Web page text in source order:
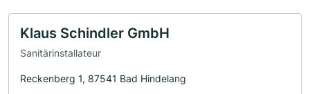
Klaus Schindler GmbH
Sanitärinstallateur
Reckenberg 1, 87541 Bad Hindelang